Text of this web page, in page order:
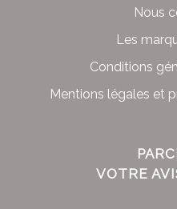
Nous
Les
Conditions
Mentions légales et
VOTRE